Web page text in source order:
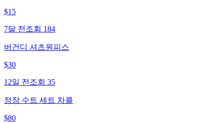
$15
7달 전 조회 184
버건디 셔츠원피스
$30
12일 전 조회 35
정장 수트 세트 차콜
$80